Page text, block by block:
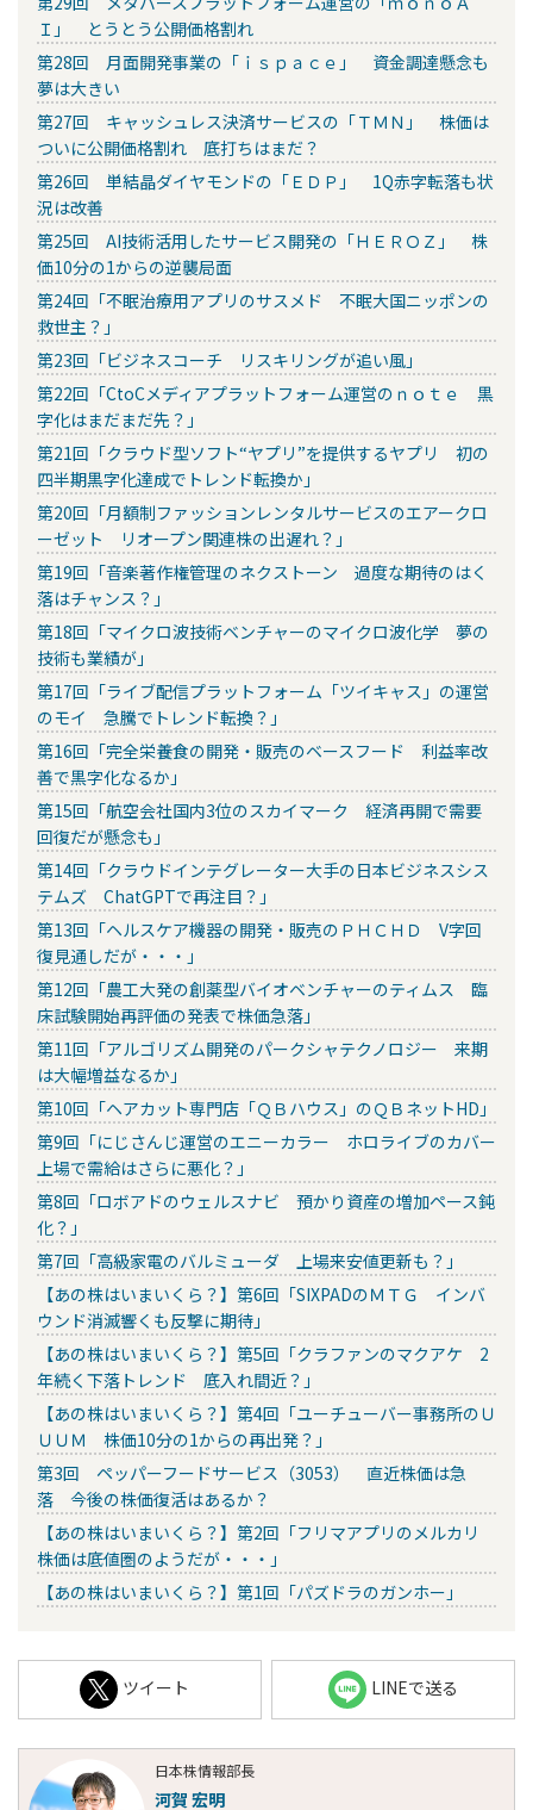
Ｉ」 とうとう公開価格割れ
第28回 月面開発事業の「ｉｓｐａｃｅ」 資金調達懸念も
夢は大きい
第27回 キャッシュレス決済サービスの「ＴＭＮ」 株価は
ついに公開価格割れ 底打ちはまだ？
第26回 単結晶ダイヤモンドの「ＥＤＰ」 1Q赤字転落も状
況は改善
第25回 AI技術活用したサービス開発の「ＨＥＲＯＺ」 株
価10分の1からの逆襲局面
第24回「不眠治療用アプリのサスメド 不眠大国ニッポンの
救世主？」
第23回「ビジネスコーチ リスキリングが追い風」
第22回「CtoCメディアプラットフォーム運営のｎｏｔｅ 黒
字化はまだまだ先？」
第21回「クラウド型ソフト“ヤプリ”を提供するヤプリ 初の
四半期黒字化達成でトレンド転換か」
第20回「月額制ファッションレンタルサービスのエアークロ
ーゼット リオープン関連株の出遅れ？」
第19回「音楽著作権管理のネクストーン 過度な期待のはく
落はチャンス？」
第18回「マイクロ波技術ベンチャーのマイクロ波化学 夢の
技術も業績が」
第17回「ライブ配信プラットフォーム「ツイキャス」の運営
のモイ 急騰でトレンド転換？」
第16回「完全栄養食の開発・販売のベースフード 利益率改
善で黒字化なるか」
第15回「航空会社国内3位のスカイマーク 経済再開で需要
回復だが懸念も」
第14回「クラウドインテグレーター大手の日本ビジネスシス
テムズ ChatGPTで再注目？」
第13回「ヘルスケア機器の開発・販売のＰＨＣＨＤ V字回
復見通しだが・・・」
第12回「農工大発の創薬型バイオベンチャーのティムス 臨
床試験開始再評価の発表で株価急落」
第11回「アルゴリズム開発のパークシャテクノロジー 来期
は大幅増益なるか」
第10回「ヘアカット専門店「ＱＢハウス」のＱＢネットHD」
第9回「にじさんじ運営のエニーカラー ホロライブのカバー
上場で需給はさらに悪化？」
第8回「ロボアドのウェルスナビ 預かり資産の増加ペース鈍
化？」
第7回「高級家電のバルミューダ 上場来安値更新も？」
【あの株はいまいくら？】第6回「SIXPADのＭＴＧ インバ
ウンド消滅響くも反撃に期待」
【あの株はいまいくら？】第5回「クラファンのマクアケ 2
年続く下落トレンド 底入れ間近？」
【あの株はいまいくら？】第4回「ユーチューバー事務所のＵ
ＵＵＭ 株価10分の1からの再出発？」
第3回 ペッパーフードサービス（3053） 直近株価は急
落 今後の株価復活はあるか？
【あの株はいまいくら？】第2回「フリマアプリのメルカリ
株価は底値圏のようだが・・・」
【あの株はいまいくら？】第1回「パズドラのガンホー」
ツイート LINEで送る
日本株情報部長
河賀 宏明